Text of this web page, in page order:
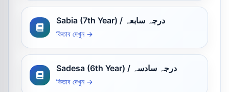
Sabia (7th Year) / درجہ سابعہ
কিতাব দেখুন →
Sadesa (6th Year) / درجہ سادسہ
কিতাব দেখুন →